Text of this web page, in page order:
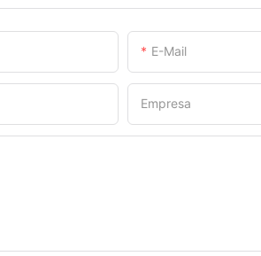
E-Mail
Empresa